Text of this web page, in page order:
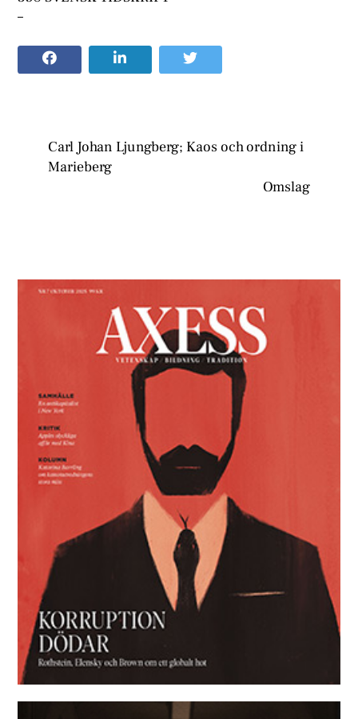
–
Carl Johan Ljungberg; Kaos och ordning i
Marieberg
Omslag